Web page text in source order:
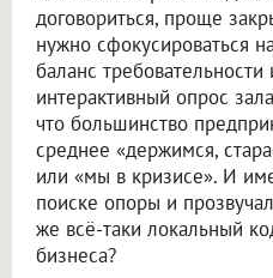
договориться, проще
нужно сфокусироваться
баланс
интерактивный опрос
что большинство
среднее «держимся,
или «мы в кризисе». И
поиске опоры и
же всё-таки локальный
бизнеса?